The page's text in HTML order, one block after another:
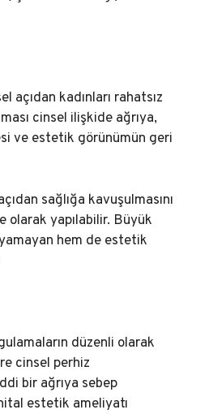
açıdan kadınları rahatsız
cinsel ilişkide ağrıya,
ve estetik görünümün geri
sağlığa kavuşulmasını
olarak yapılabilir. Büyük
hem de estetik
düzenli olarak
cinsel perhiz
bir ağrıya sebep
estetik ameliyatı